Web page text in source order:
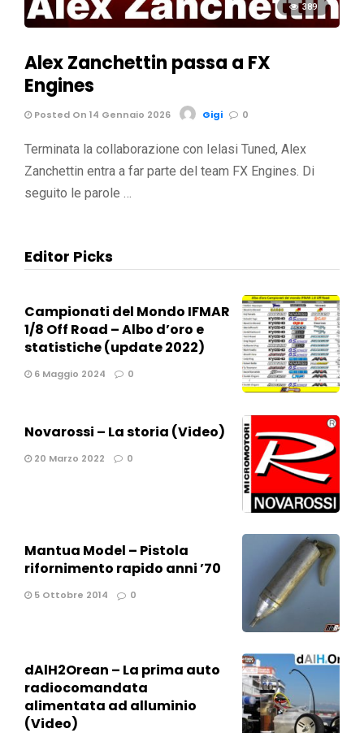
389
Alex Zanchettin passa a FX
Engines
Posted On 14 Gennaio 2026 Gigi 0
Terminata la collaborazione con Ielasi Tuned, Alex
Zanchettin entra a far parte del team FX Engines. Di
seguito le parole …
Editor Picks
Campionati del Mondo IFMAR
1/8 Off Road – Albo d’oro e
statistiche (update 2022)
6 Maggio 2024 0
Novarossi – La storia (Video)
20 Marzo 2022 0
Mantua Model – Pistola
rifornimento rapido anni ’70
5 Ottobre 2014 0
dAlH2Orean – La prima auto
radiocomandata
alimentata ad alluminio
(Video)